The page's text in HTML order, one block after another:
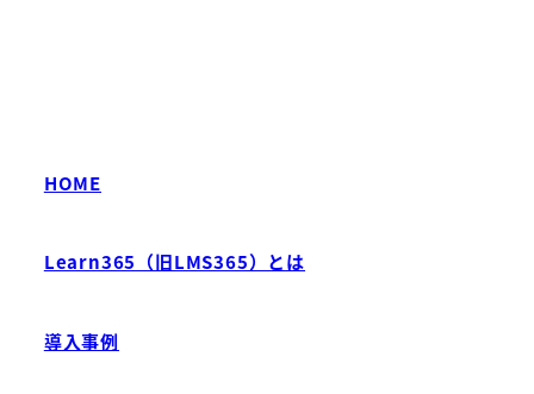
HOME
Learn365（旧LMS365）とは
導入事例